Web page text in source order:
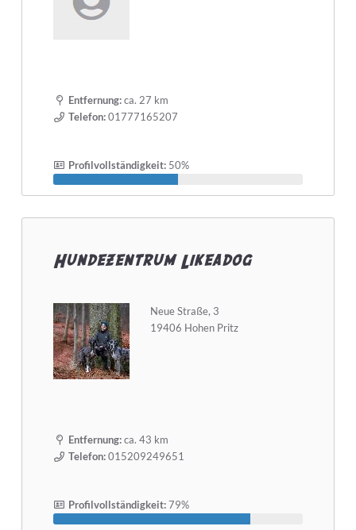
Entfernung:ca. 27 km
Telefon:01777165207
Profilvollständigkeit:50%
Hundezentrum Likeadog
Neue Straße, 3
19406 Hohen Pritz
Entfernung:ca. 43 km
Telefon:015209249651
Profilvollständigkeit:79%